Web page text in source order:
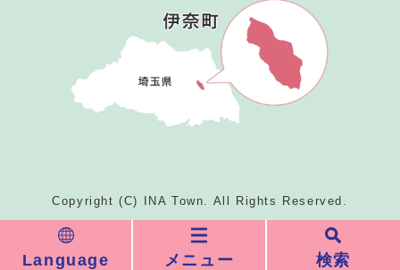
Language メニュー 検索
Copyright (C) INA Town. All Rights Reserved.